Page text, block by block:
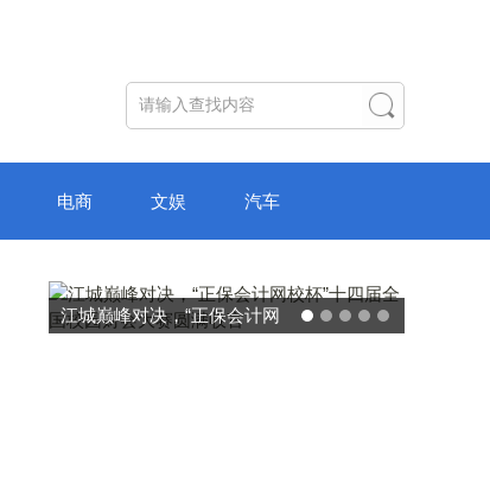
电商 文娱 汽车
江城巅峰对决，“正保会计网